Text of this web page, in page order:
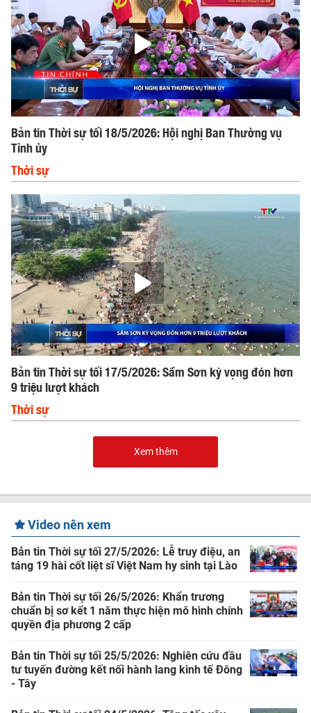
Bản tin Thời sự tối 18/5/2026: Hội nghị Ban Thường vụ
Tỉnh ủy
Thời sự
Bản tin Thời sự tối 17/5/2026: Sầm Sơn kỳ vọng đón hơn
9 triệu lượt khách
Thời sự
Xem thêm
Video nên xem
Bản tin Thời sự tối 27/5/2026: Lễ truy điệu, an
táng 19 hài cốt liệt sĩ Việt Nam hy sinh tại Lào
Bản tin Thời sự tối 26/5/2026: Khẩn trương
chuẩn bị sơ kết 1 năm thực hiện mô hình chính
quyền địa phương 2 cấp
Bản tin Thời sự tối 25/5/2026: Nghiên cứu đầu
tư tuyến đường kết nối hành lang kinh tế Đông
- Tây